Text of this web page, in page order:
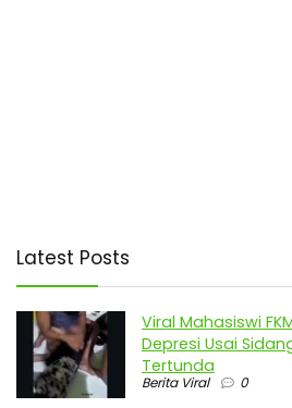
Latest Posts
Viral Mahasiswi
Depresi Usai
Tertunda
Berita Viral 0